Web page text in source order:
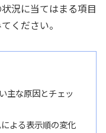
況に当てはまる項目
ください。
主な原因とチェッ
よる表示順の変化